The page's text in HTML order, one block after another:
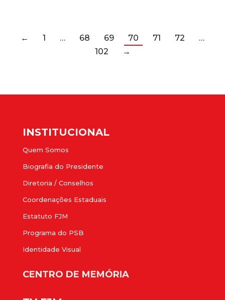
← 1 … 68 69 70 71 72
…
102
→
INSTITUCIONAL
Quem Somos
Biografia do Presidente
Diretoria / Conselhos
Coordenações Estaduais
Estatuto FJM
Programa do PSB
Identidade Visual
CENTRO DE MEMÓRIA